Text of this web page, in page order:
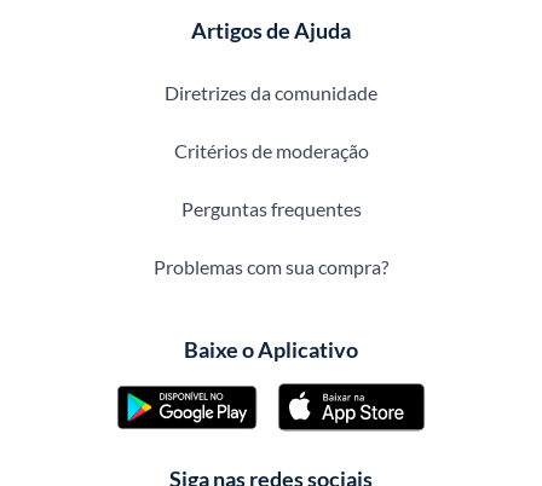
Artigos de Ajuda
Diretrizes da comunidade
Critérios de moderação
Perguntas frequentes
Problemas com sua compra?
Baixe o Aplicativo
Siga nas redes sociais